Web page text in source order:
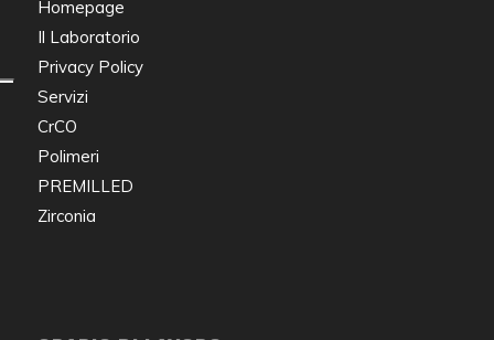
Homepage
Il Laboratorio
Privacy Policy
Servizi
CrCO
Polimeri
PREMILLED
Zirconia